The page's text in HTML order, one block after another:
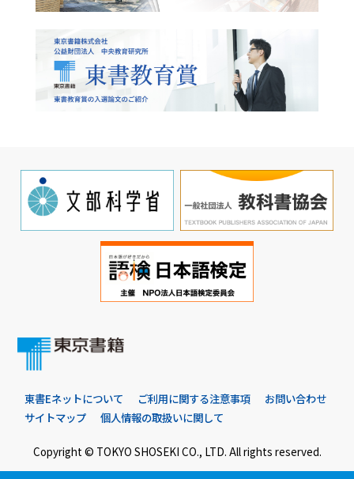
東書Eネットについて ご利用に関する注意事項
お問い合わせ
サイトマップ
個人情報の取扱いに関して
Copyright © TOKYO SHOSEKI CO., LTD. All rights reserved.